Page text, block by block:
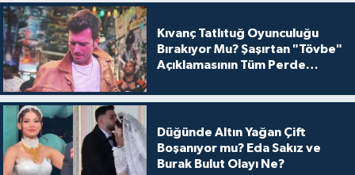
Kıvanç Tatlıtuğ Oyunculuğu
Bırakıyor Mu? Şaşırtan "Tövbe"
Açıklamasının Tüm Perde
Düğünde Altın Yağan Çift
Boşanıyor mu? Eda Sakız ve
Burak Bulut Olayı Ne?